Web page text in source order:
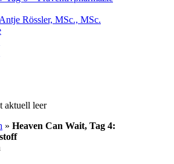
Rössler, MSc., MSc.
aktuell leer
» Heaven Can Wait, Tag 4: